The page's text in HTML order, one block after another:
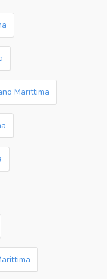
Marittima